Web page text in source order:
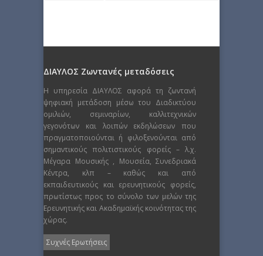
ΔΙΑΥΛΟΣ Ζωντανές μεταδόσεις
Η υπηρεσία ΔΙΑΥΛΟΣ αφορά τη ζωντανή
ψηφιακή μετάδοση μέσω του Διαδικτύου
ομιλιών, σεμιναρίων, καλλιτεχνικών
γεγονότων και λοιπών εκδηλώσεων που
πραγματοποιούνται ή φιλοξενούνται από
σημαντικούς πολιτιστικούς φορείς – λ.χ.
Μέγαρα Μουσικής , Μουσεία, Συνεδριακά
Κέντρα, κλπ – καθώς και από
εκπαιδευτικούς και ερευνητικούς φορείς,
πρωτίστως προς το σύνολο των μελών της
Ερευνητικής και Ακαδημαϊκής κοινότητας της
χώρας.
Συχνές Ερωτήσεις